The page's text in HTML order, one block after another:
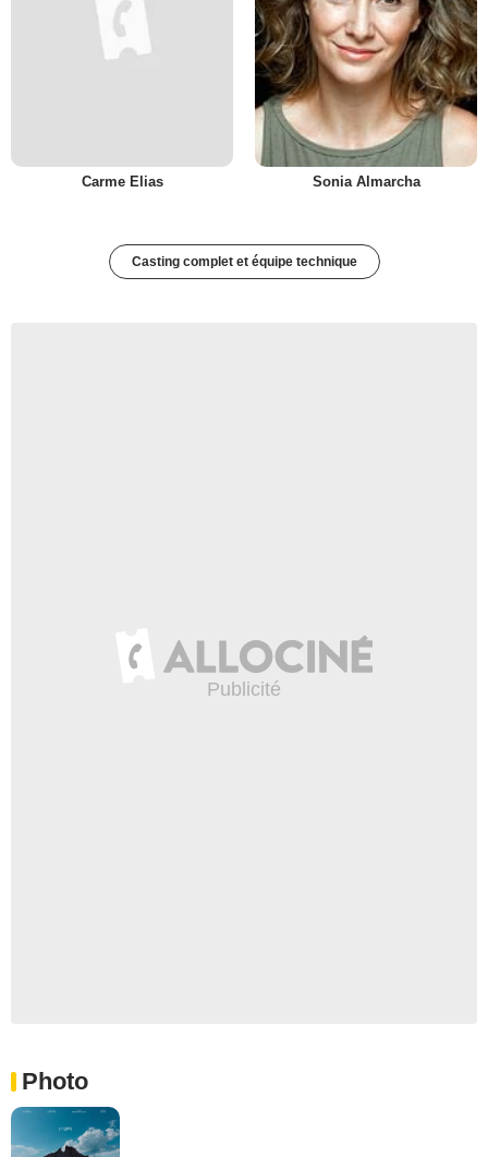
Carme Elias Sonia Almarcha
Casting complet et équipe technique
Photo